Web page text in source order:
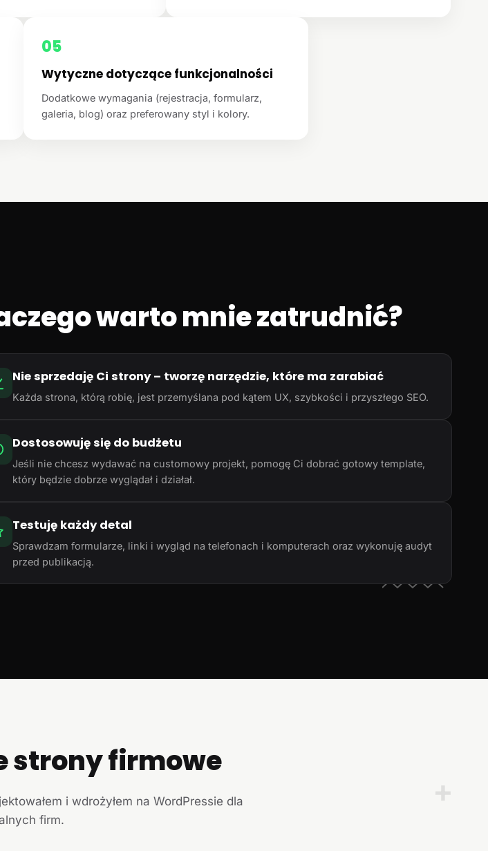
05
Wytyczne dotyczące funkcjonalności
Dodatkowe wymagania (rejestracja, formularz,
galeria, blog) oraz preferowany styl i kolory.
warto mnie zatrudnić?
Nie sprzedaję Ci strony – tworzę narzędzie, które ma zarabiać
Każda strona, którą robię, jest przemyślana pod kątem UX, szybkości i przyszłego SEO.
Dostosowuję się do budżetu
Jeśli nie chcesz wydawać na customowy projekt, pomogę Ci dobrać gotowy template,
który będzie dobrze wyglądał i działał.
Testuję każdy detal
Sprawdzam formularze, linki i wygląd na telefonach i komputerach oraz wykonuję audyt
przed publikacją.
+
strony firmowe
i wdrożyłem na WordPressie dla
firm.